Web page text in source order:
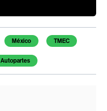
México TMEC
Autopartes